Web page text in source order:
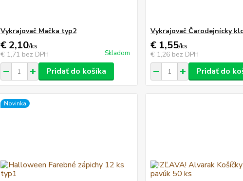
Vykrajovač Mačka typ2
€ 2,10/ks
€ 1,71 bez DPH Skladom
Pridať do košíka
Vykrajovač Čarodejnícky
€ 1,55/ks
€ 1,26 bez DPH
Pridať do
Novinka